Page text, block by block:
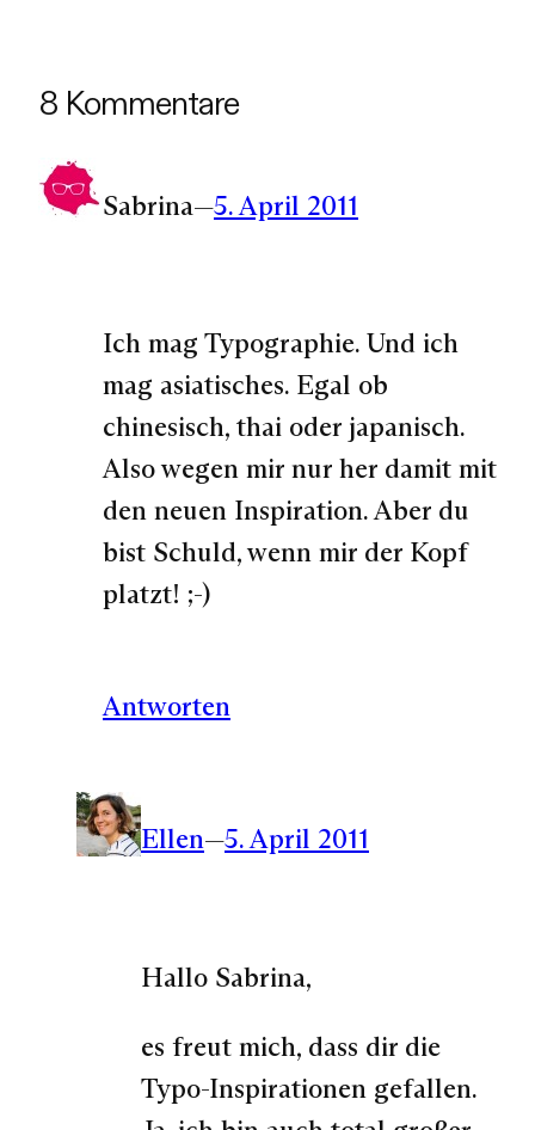
8 Kommentare
Sabrina—5. April 2011
Ich mag Typographie. Und ich
mag asiatisches. Egal ob
chinesisch, thai oder japanisch.
Also wegen mir nur her damit mit
den neuen Inspiration. Aber du
bist Schuld, wenn mir der Kopf
platzt! ;-)
Antworten
Ellen—5. April 2011
Hallo Sabrina,
es freut mich, dass dir die
Typo-Inspirationen gefallen.